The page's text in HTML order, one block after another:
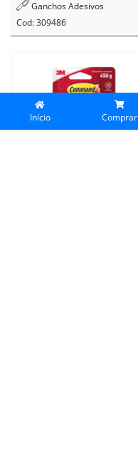
Ganchos Adesivos
Cod: 309486
Início Comprar